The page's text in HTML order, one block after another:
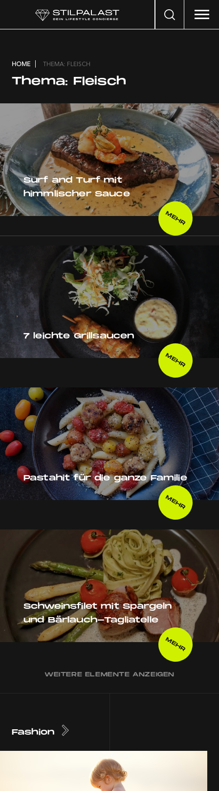
Search
HOME THEMA: FLEISCH
Thema: Fleisch
Surf and Turf mit
himmlischer Sauce
MEHR
7 leichte Grillsaucen
MEHR
Pastahit für die ganze Familie
MEHR
Schweinsfilet mit Spargeln
und Bärlauch-Tagliatelle
MEHR
WEITERE ELEMENTE ANZEIGEN
Fashion